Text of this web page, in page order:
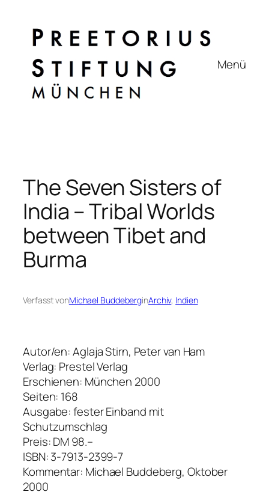
springen
Menü
The Seven Sisters of
India – Tribal Worlds
between Tibet and
Burma
Verfasst vonMichael BuddeberginArchiv, Indien
Autor/en: Aglaja Stirn, Peter van Ham
Verlag: Prestel Verlag
Erschienen: München 2000
Seiten: 168
Ausgabe: fester Einband mit
Schutzumschlag
Preis: DM 98.–
ISBN: 3-7913-2399-7
Kommentar: Michael Buddeberg, Oktober
2000